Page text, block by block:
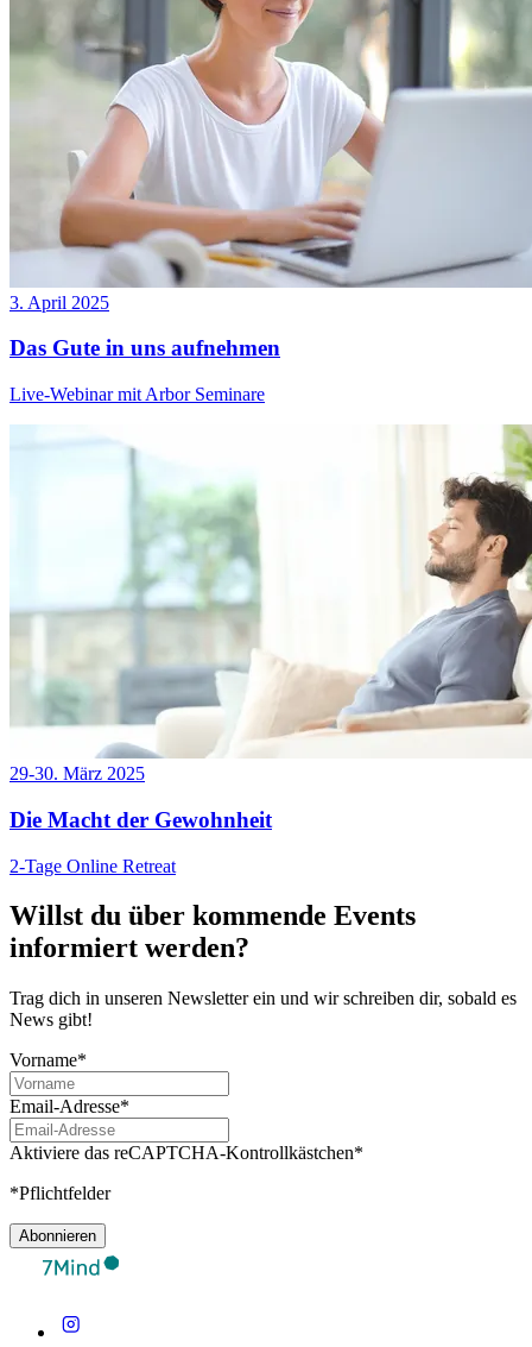
3. April 2025
Das Gute in uns aufnehmen
Live-Webinar mit Arbor Seminare
29-30. März 2025
Die Macht der Gewohnheit
2-Tage Online Retreat
Willst du über kommende Events
informiert werden?
Trag dich in unseren Newsletter ein und wir schreiben dir, sobald es
News gibt!
Vorname*
Email-Adresse*
Aktiviere das reCAPTCHA-Kontrollkästchen*
*Pflichtfelder
Abonnieren